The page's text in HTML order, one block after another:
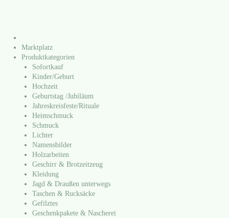
Marktplatz
Produktkategorien
Sofortkauf
Kinder/​Geburt
Hochzeit
Geburtstag /​Jubiläum
Jahreskreisfeste/​Rituale
Heimschmuck
Schmuck
Lichter
Namensbilder
Holzarbeiten
Geschirr & Brotzeitzeug
Kleidung
Jagd & Draußen unterwegs
Taschen & Rucksäcke
Gefilztes
Geschenkpakete & Nascherei